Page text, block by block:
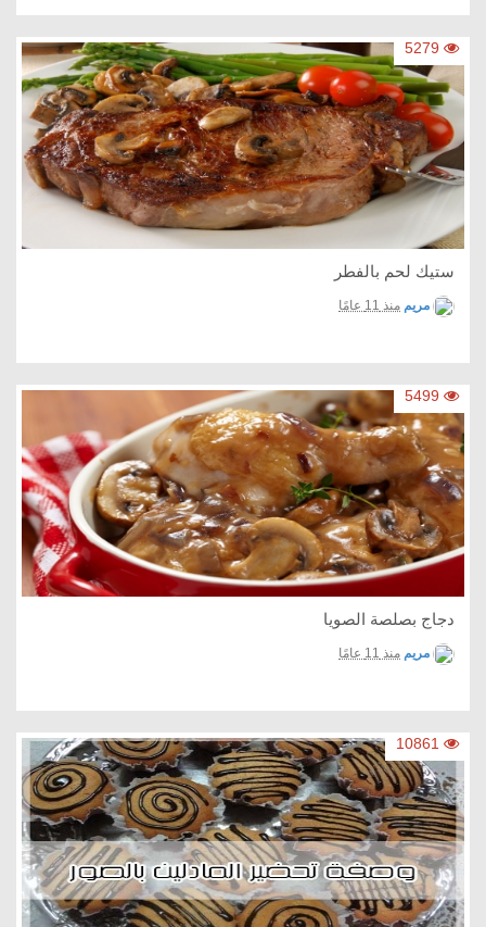
5279
ستيك لحم بالفطر
مريم منذ 11 عامًا
5499
دجاج بصلصة الصويا
مريم منذ 11 عامًا
10861